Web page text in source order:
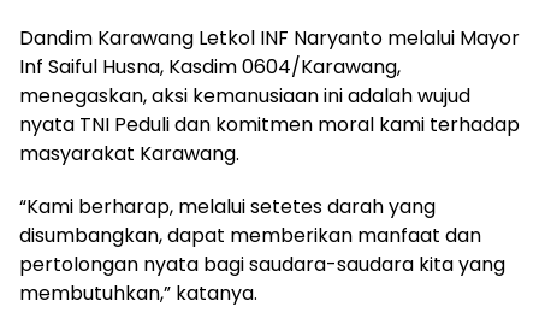
Dandim Karawang Letkol INF Naryanto melalui Mayor
Inf Saiful Husna, Kasdim 0604/Karawang,
menegaskan, aksi kemanusiaan ini adalah wujud
nyata TNI Peduli dan komitmen moral kami terhadap
masyarakat Karawang.
“Kami berharap, melalui setetes darah yang
disumbangkan, dapat memberikan manfaat dan
pertolongan nyata bagi saudara-saudara kita yang
membutuhkan,” katanya.